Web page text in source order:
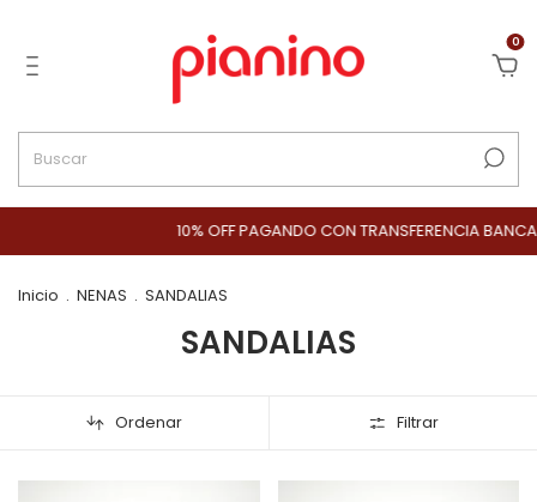
0
10% OFF PAGANDO CON TRANSFERENCIA BANCARIA
Inicio . NENAS . SANDALIAS
SANDALIAS
Ordenar Filtrar